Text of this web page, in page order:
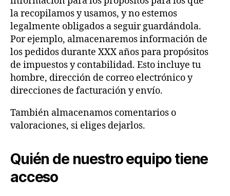
la recopilamos y usamos, y no estemos
legalmente obligados a seguir guardándola.
Por ejemplo, almacenaremos información de
los pedidos durante XXX años para propósitos
de impuestos y contabilidad. Esto incluye tu
hombre, dirección de correo electrónico y
direcciones de facturación y envío.
También almacenamos comentarios o
valoraciones, si eliges dejarlos.
Quién de nuestro equipo tiene
acceso